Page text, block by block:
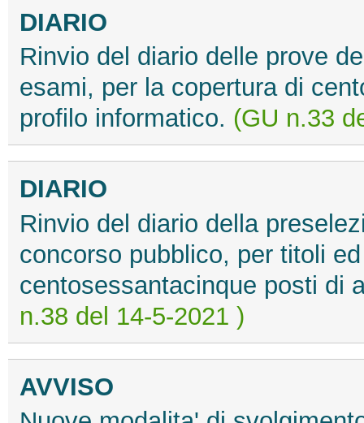
DIARIO
Rinvio del diario delle prove
esami, per la copertura di
profilo informatico. (GU n.33
DIARIO
Rinvio del diario della
concorso pubblico, per titoli
centosessantacinque posti di
n.38 del 14-5-2021 )
AVVISO